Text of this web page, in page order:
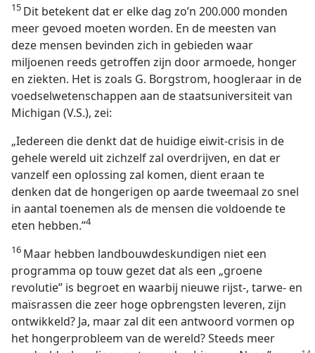
15 Dit betekent dat er elke dag zo’n 200.000 monden
meer gevoed moeten worden. En de meesten van
deze mensen bevinden zich in gebieden waar
miljoenen reeds getroffen zijn door armoede, honger
en ziekten. Het is zoals G. Borgstrom, hoogleraar in de
voedselwetenschappen aan de staatsuniversiteit van
Michigan (V.S.), zei:
„Iedereen die denkt dat de huidige eiwit-crisis in de
gehele wereld uit zichzelf zal overdrijven, en dat er
vanzelf een oplossing zal komen, dient eraan te
denken dat de hongerigen op aarde tweemaal zo snel
in aantal toenemen als de mensen die voldoende te
eten hebben.”4
16 Maar hebben landbouwdeskundigen niet een
programma op touw gezet dat als een „groene
revolutie” is begroet en waarbij nieuwe rijst-, tarwe- en
maïsrassen die zeer hoge opbrengsten leveren, zijn
ontwikkeld? Ja, maar zal dit een antwoord vormen op
het hongerprobleem van de wereld? Steeds meer